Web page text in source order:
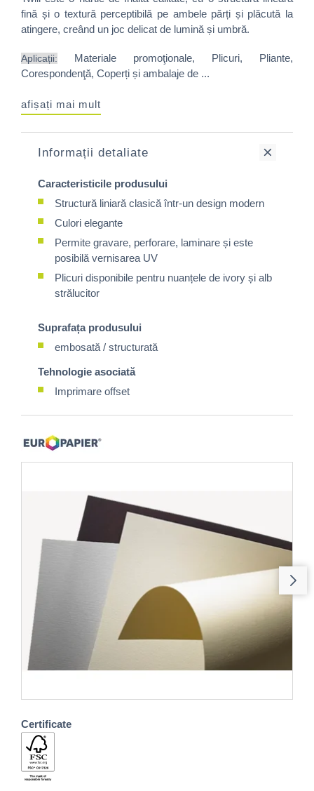
fină și o textură perceptibilă pe ambele părți și plăcută la
atingere, creând un joc delicat de lumină și umbră.
Aplicații:
Materiale promoţionale, Plicuri, Pliante,
Corespondenţă, Coperți și ambalaje de ...
afișați mai mult
Informații detaliate
Caracteristicile produsului
Structură liniară clasică într-un design modern
Culori elegante
Permite gravare, perforare, laminare și este
posibilă vernisarea UV
Plicuri disponibile pentru nuanțele de ivory și alb
strălucitor
Suprafața produsului
embosată / structurată
Tehnologie asociată
Imprimare offset
Certificate